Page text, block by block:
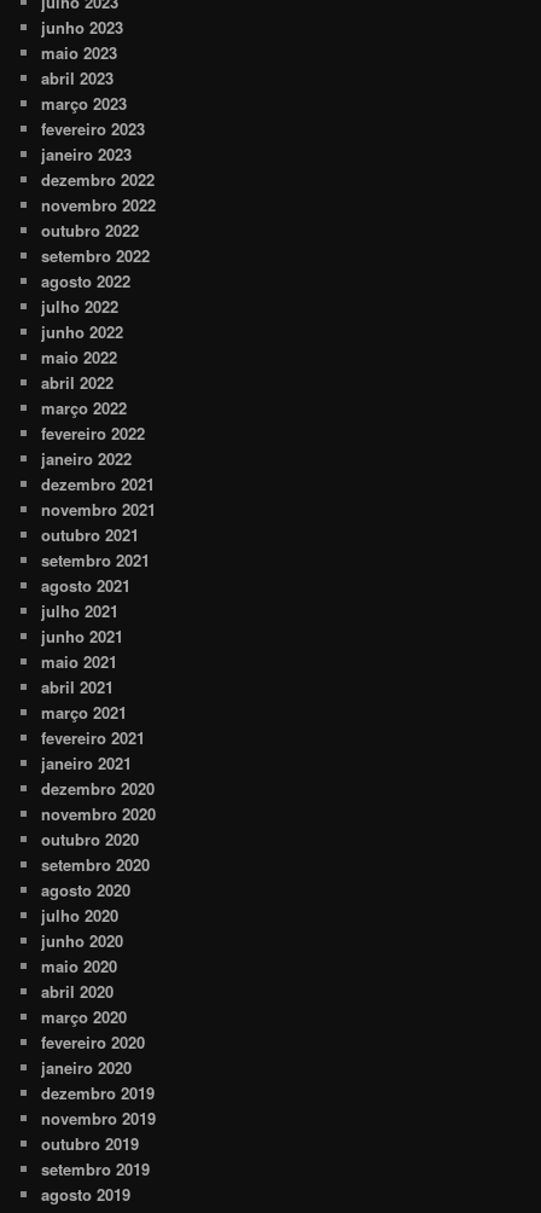
junho 2023
maio 2023
abril 2023
março 2023
fevereiro 2023
janeiro 2023
dezembro 2022
novembro 2022
outubro 2022
setembro 2022
agosto 2022
julho 2022
junho 2022
maio 2022
abril 2022
março 2022
fevereiro 2022
janeiro 2022
dezembro 2021
novembro 2021
outubro 2021
setembro 2021
agosto 2021
julho 2021
junho 2021
maio 2021
abril 2021
março 2021
fevereiro 2021
janeiro 2021
dezembro 2020
novembro 2020
outubro 2020
setembro 2020
agosto 2020
julho 2020
junho 2020
maio 2020
abril 2020
março 2020
fevereiro 2020
janeiro 2020
dezembro 2019
novembro 2019
outubro 2019
setembro 2019
agosto 2019